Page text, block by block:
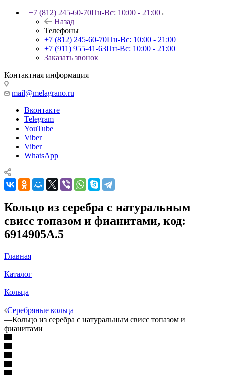
+7 (812) 245-60-70Пн-Вс: 10:00 - 21:00
Назад
Телефоны
+7 (812) 245-60-70Пн-Вс: 10:00 - 21:00
+7 (911) 955-41-63Пн-Вс: 10:00 - 21:00
Заказать звонок
Контактная информация
mail@melagrano.ru
Вконтакте
Telegram
YouTube
Viber
Viber
WhatsApp
Кольцо из серебра с натуральным
свисс топазом и фианитами, код:
6914905А.5
Главная
—
Каталог
—
Кольца
—
Серебряные кольца
—Кольцо из серебра с натуральным свисс топазом и
фианитами